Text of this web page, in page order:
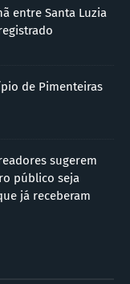
entre Santa Luzia
de Pimenteiras
sugerem
público seja
já receberam